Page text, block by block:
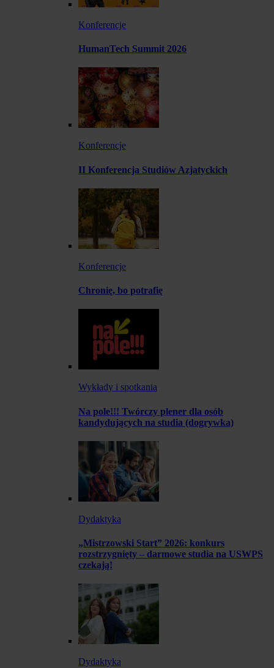
Konferencje
HumanTech Summit 2026
Konferencje
II Konferencja Studiów Azjatyckich
Konferencje
Chronię, bo potrafię
Wykłady i spotkania
Na pole!!! Twórczy plener dla osób
kandydujących na studia (dogrywka)
Dydaktyka
„Mistrzowski Start” 2026: konkurs
rozstrzygnięty – darmowe studia na USWPS
czekają!
Dydaktyka